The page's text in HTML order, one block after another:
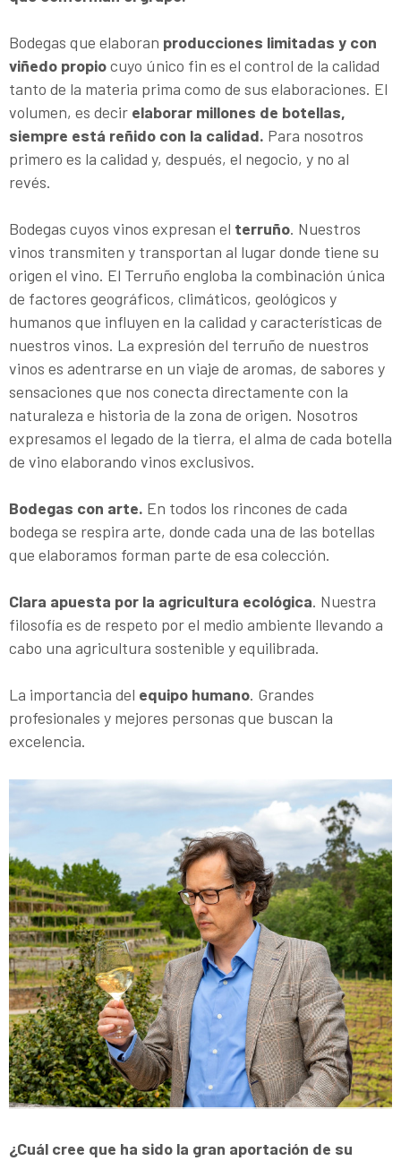
Bodegas que elaboran producciones limitadas y con
viñedo propiocuyo único fin es el control de la calidad
tanto de la materia prima como de sus elaboraciones. El
volumen, es decir elaborar millones de botellas,
siempre está reñido con la calidad. Para nosotros
primero es la calidad y, después, el negocio, y no al
revés.
Bodegas cuyos vinos expresan el terruño. Nuestros
vinos transmiten y transportan al lugar donde tiene su
origen el vino. El Terruño engloba la combinación única
de factores geográficos, climáticos, geológicos y
humanos que influyen en la calidad y características de
nuestros vinos. La expresión del terruño de nuestros
vinos es adentrarse en un viaje de aromas, de sabores y
sensaciones que nos conecta directamente con la
naturaleza e historia de la zona de origen. Nosotros
expresamos el legado de la tierra, el alma de cada botella
de vino elaborando vinos exclusivos.
Bodegas con arte. En todos los rincones de cada
bodega se respira arte, donde cada una de las botellas
que elaboramos forman parte de esa colección.
Clara apuesta por la agricultura ecológica. Nuestra
filosofía es de respeto por el medio ambiente llevando a
cabo una agricultura sostenible y equilibrada.
La importancia del equipo humano. Grandes
profesionales y mejores personas que buscan la
excelencia.
¿Cuál cree que ha sido la gran aportación de su